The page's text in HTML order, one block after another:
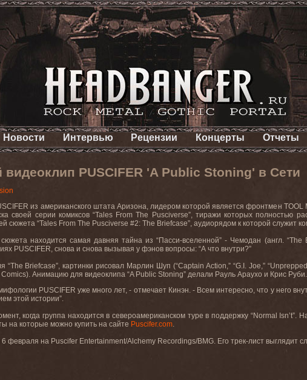
Новости Интервью Рецензии Концерты Отчеты
PUSCIFER 'A Public Stoning' в Сети
из американского штата Аризона, лидером которой является фронтмен
своей серии комиксов “Tales From The Pusciverse”, тиражи которых полностью
сюжета “Tales From The Pusciverse #2: The Briefcase”, аудиорядом к которой служит
находится самая давняя тайна из “Пасси-вселенной” - Чемодан (англ.
PUSCIFER, снова и снова вызывая у фэнов вопросы: “А что внутри?”
“The Briefcase”, картинки рисовал Марлин Шуп (“Captain Action,” “G.I. Joe,”
Comics). Анимацию для видеоклипа “A Public Stoning” делали Рауль Араухо и Крис
PUSCIFER уже много лет, - отмечает Кинэн. - Всем интересно, что у него
этой истории”.
когда группа находится в североамериканском туре в поддержку “Normal
на которые можно купить на сайте Puscifer.com.
февраля на Puscifer Entertainment/Alchemy Recordings/BMG. Его трек-лист выглядит